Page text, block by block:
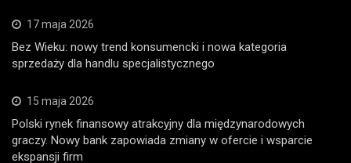
17 maja 2026
Bez Wieku: nowy trend konsumencki i nowa kategoria
sprzedaży dla handlu specjalistycznego
15 maja 2026
Polski rynek finansowy atrakcyjny dla międzynarodowych
graczy. Nowy bank zapowiada zmiany w ofercie i wsparcie
ekspansji firm